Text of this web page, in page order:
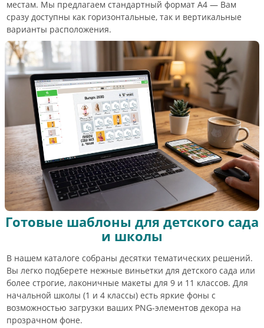
местам. Мы предлагаем стандартный формат А4 — Вам
сразу доступны как горизонтальные, так и вертикальные
варианты расположения.
Готовые шаблоны для детского сада
и школы
В нашем каталоге собраны десятки тематических решений.
Вы легко подберете нежные виньетки для детского сада или
более строгие, лаконичные макеты для 9 и 11 классов. Для
начальной школы (1 и 4 классы) есть яркие фоны с
возможностью загрузки ваших PNG-элементов декора на
прозрачном фоне.